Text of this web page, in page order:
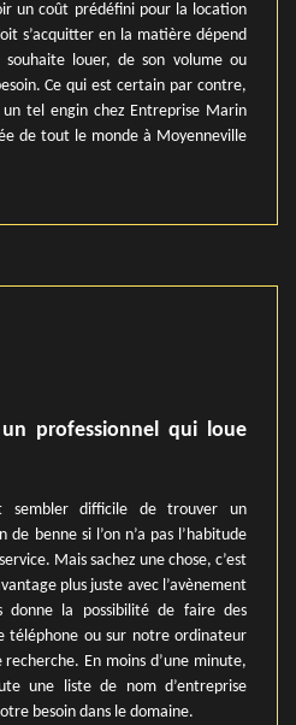
un coût prédéfini pour la location
s’acquitter en la matière dépend
louer, de son volume ou
Ce qui est certain par contre,
tel engin chez Entreprise Marin
de tout le monde à Moyenneville
professionnel qui loue
difficile de trouver un
benne si l’on n’a pas l’habitude
Mais sachez une chose, c’est
plus juste avec l’avènement
donne la possibilité de faire des
téléphone ou sur notre ordinateur
En moins d’une minute,
une liste de nom d’entreprise
besoin dans le domaine.